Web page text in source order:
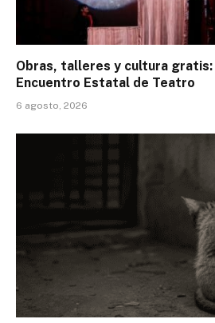
Obras, talleres y cultura gratis:
Encuentro Estatal de Teatro
6 agosto, 2026